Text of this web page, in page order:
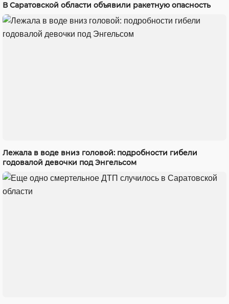
В Саратовской области объявили ракетную опасность
Лежала в воде вниз головой: подробности гибели
годовалой девочки под Энгельсом